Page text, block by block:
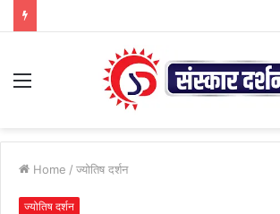
Menu
Home / ज्योतिष दर्शन
ज्योतिष दर्शन